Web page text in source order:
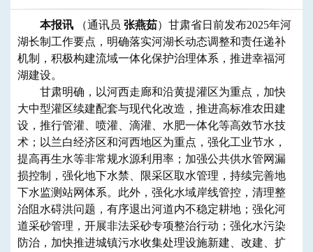
本报讯 （通讯员 张燕茹）甘肃省日前发布2025年河
湖长制工作要点，明确落实河湖长动态调整和责任递补
机制，积极构建流域一体化保护治理体系，推进幸福河
湖建设。
甘肃明确，以河西走廊和沿黄提灌区为重点，加快
大中型灌区续建配套与现代化改造，推进高标准农田建
设，推行管灌、喷灌、滴灌、水肥一体化等高效节水技
术；以兰白经济区和河西地区为重点，强化工业节水，
提高再生水等非常规水源利用率；加强公共供水管网漏
损控制，强化地下水禁、限采区取水管理，持续完善地
下水监测站网体系。此外，强化水域岸线管控，清理整
治阻水碍洪问题，有序退出河道内不稳定耕地；强化河
道采砂管理，开展非法采砂专项整治行动；强化水污染
防治，加快推进城镇污水收集处理设施新建、改建、扩